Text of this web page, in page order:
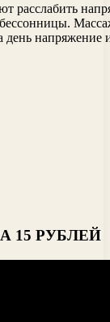
расслабить
день напряжение
15 РУБЛЕЙ